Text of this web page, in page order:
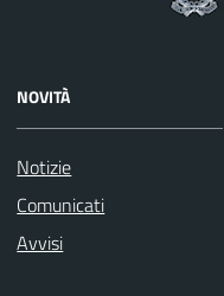
NOVITÀ
Notizie
Comunicati
Avvisi